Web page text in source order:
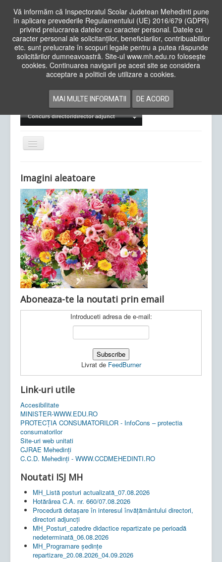
Vă informăm că Inspectoratul Scolar Judetean Mehedinti pune
în aplicare prevederile Regulamentului (UE) 2016/679 (GDPR)
privind prelucrarea datelor cu caracter personal. Datele cu
caracter personal ale solicitanților, beneficiarilor, contribuabililor
etc. sunt prelucrate în scopuri legale pentru a putea răspunde
solicitărilor dumneavoastră. Site-ul www.mh.edu.ro folosește
cookies. Continuarea navigarii pe acest site se considera
acceptare a politicii de utilizare a cookies.
MAI MULTE INFORMATII DE ACORD
Cauta
in
siteAcasa Cadre Didactice
Examene Naționale
Concurs director/director adjunct
Comută
navigarea
Ultimele articole: Vi, 04.11.2022 -Inspectoratul Școlar
Județean Mehedinți
Imagini aleatoare
Aboneaza-te la noutati prin email
Introduceti adresa de e-mail:
Livrat de FeedBurner
Link-uri utile
Accesibilitate
MINISTER-WWW.EDU.RO
PROTECȚIA CONSUMATORILOR - InfoCons – protectia
consumatorilor
Site-uri web unitati
CJRAE Mehedinți
C.C.D. Mehedinţi - WWW.CCDMEHEDINTI.RO
Noutati ISJ MH
MH_Listă posturi actualizată_07.08.2026
Hotărârea C.A. nr. 660/07.08.2026
Procedură detașare în interesul învățământului directori,
directori adjuncți
MH_Posturi_catedre didactice repartizate pe perioadă
nedeterminată_06.08.2026
MH_Programare ședințe
repartizare_20.08.2026_04.09.2026